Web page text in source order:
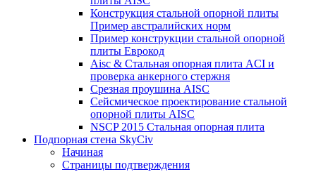
Конструкция стальной опорной плиты
Пример австралийских норм
Пример конструкции стальной опорной
плиты Еврокод
Aisc & Стальная опорная плита ACI и
проверка анкерного стержня
Срезная проушина AISC
Сейсмическое проектирование стальной
опорной плиты AISC
NSCP 2015 Стальная опорная плита
Подпорная стена SkyCiv
Начиная
Страницы подтверждения